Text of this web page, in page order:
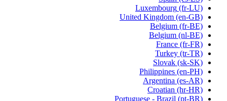
Luxembourg (fr-LU)
United Kingdom (en-GB)
Belgium (fr-BE)
Belgium (nl-BE)
France (fr-FR)
Turkey (tr-TR)
Slovak (sk-SK)
Philippines (en-PH)
Argentina (es-AR)
Croatian (hr-HR)
Portuguese - Brazil (pt-BR)